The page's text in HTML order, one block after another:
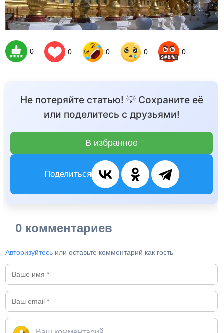
0 0 0 0 0
Не потеряйте статью! 💡 Сохраните её
или поделитесь с друзьями!
В избранное
Поделиться
0 комментариев
Авторизуйтесь или оставьте комментарий как гость